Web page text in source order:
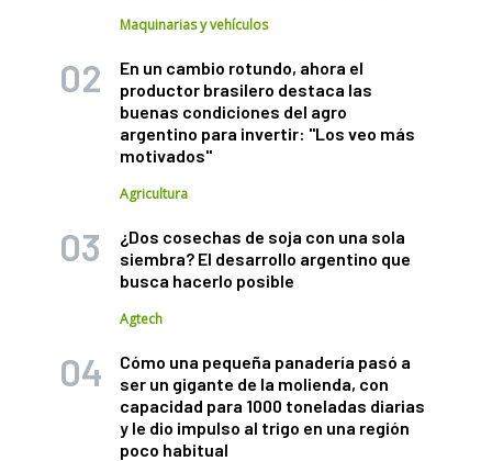
Maquinarias y vehículos
En un cambio rotundo, ahora el
productor brasilero destaca las
buenas condiciones del agro
argentino para invertir: "Los veo más
motivados"
Agricultura
¿Dos cosechas de soja con una sola
siembra? El desarrollo argentino que
busca hacerlo posible
Agtech
Cómo una pequeña panadería pasó a
ser un gigante de la molienda, con
capacidad para 1000 toneladas diarias
y le dio impulso al trigo en una región
poco habitual